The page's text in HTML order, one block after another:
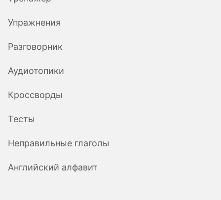
Упражнения
Разговорник
Аудиотопики
Кроссворды
Тесты
Неправильные глаголы
Английский алфавит